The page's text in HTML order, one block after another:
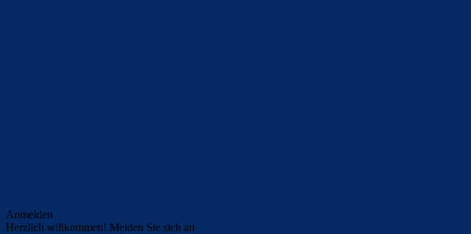
Anmelden
Herzlich willkommen! Melden Sie sich an